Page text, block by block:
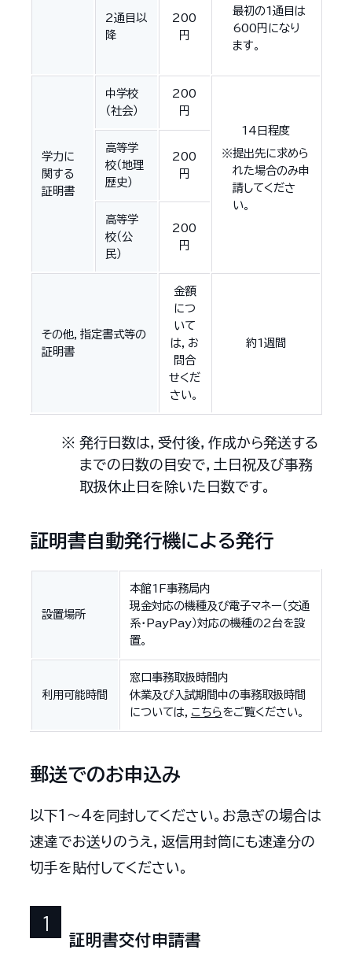
最初の1通目は
600円になり
ます。
2通目以
降
200
円
学力に
関する
証明書
中学校
（社会）
200
円
14日程度
※提出先に求めら
れた場合のみ申
請してくださ
い。
高等学
校（地理
歴史）
200
円
高等学
校（公
民）
200
円
その他，指定書式等の
証明書
金額
につ
いて
は，お
問合
せくだ
さい。
約1週間
発行日数は，受付後，作成から発送する
までの日数の目安で，土日祝及び事務
取扱休止日を除いた日数です。
証明書自動発行機による発行
設置場所
本館1F事務局内
現金対応の機種及び電子マネー（交通
系・PayPay）対応の機種の2台を設
置。
利用可能時間
窓口事務取扱時間内
休業及び入試期間中の事務取扱時間
については， こちらをご覧ください。
郵送でのお申込み
以下1～4を同封してください。お急ぎの場合は
速達でお送りのうえ，返信用封筒にも速達分の
切手を貼付してください。
証明書交付申請書